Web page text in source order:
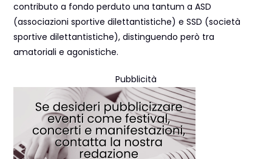
contributo a fondo perduto una tantum a ASD
(associazioni sportive dilettantistiche) e SSD (società
sportive dilettantistiche), distinguendo però tra
amatoriali e agonistiche.
Pubblicità